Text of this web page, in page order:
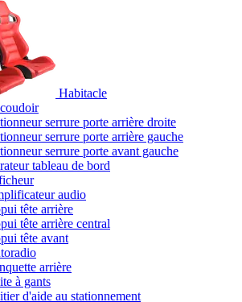
Habitacle
serrure porte arrière droite
serrure porte arrière gauche
serrure porte avant gauche
tableau de bord
audio
tête arrière
tête arrière central
tête avant
arrière
à gants
d'aide au stationnement